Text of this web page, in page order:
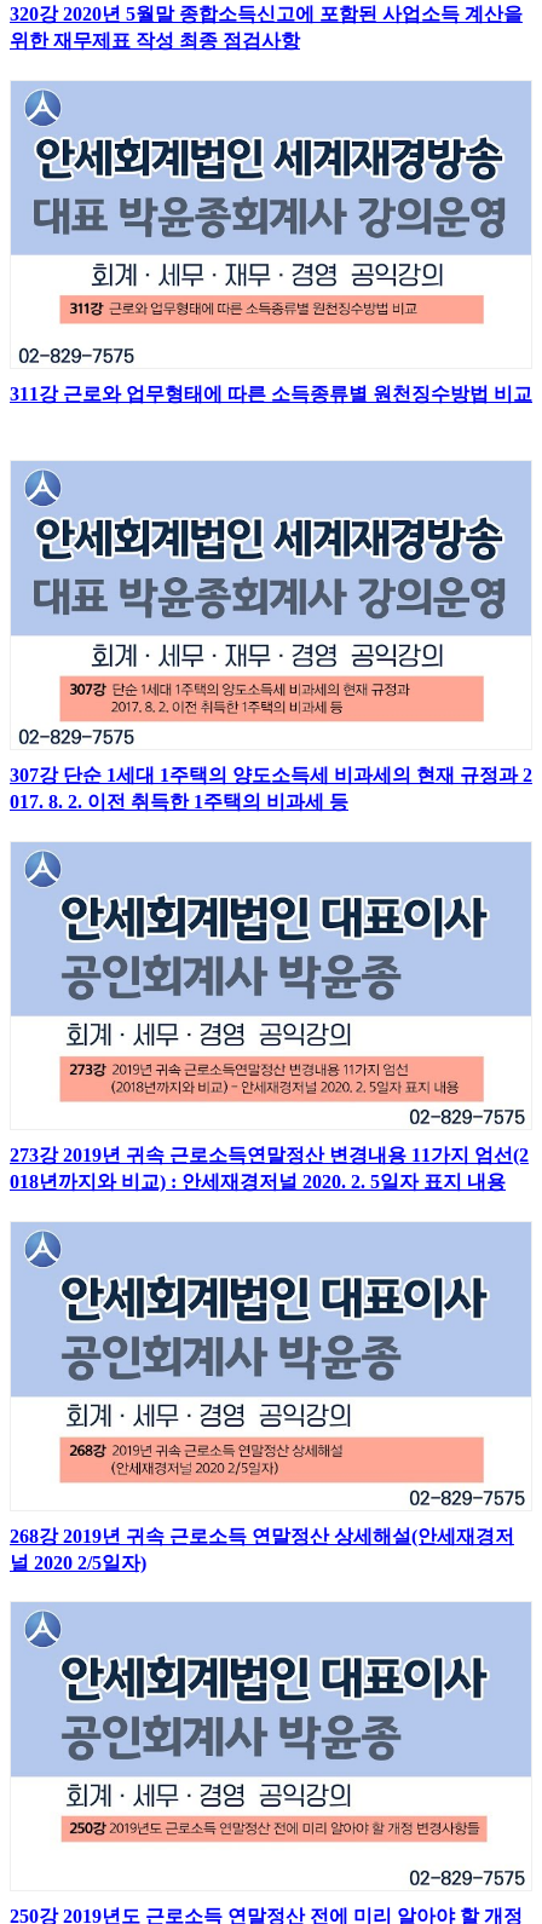
320강 2020년 5월말 종합소득신고에 포함된 사업소득 계산을
위한 재무제표 작성 최종 점검사항
311강 근로와 업무형태에 따른 소득종류별 원천징수방법 비교
307강 단순 1세대 1주택의 양도소득세 비과세의 현재 규정과 2
017. 8. 2. 이전 취득한 1주택의 비과세 등
273강 2019년 귀속 근로소득연말정산 변경내용 11가지 엄선(2
018년까지와 비교) : 안세재경저널 2020. 2. 5일자 표지 내용
268강 2019년 귀속 근로소득 연말정산 상세해설(안세재경저
널 2020 2/5일자)
250강 2019년도 근로소득 연말정산 전에 미리 알아야 할 개정